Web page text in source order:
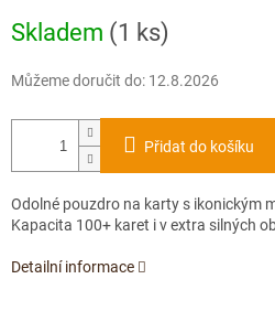
cena:
Skladem (1 ks)
Můžeme doručit do: 12.8.2026
Přidat do košíku
Odolné pouzdro na karty s ikonickým
Kapacita 100+ karet i v extra silných
Detailní informace